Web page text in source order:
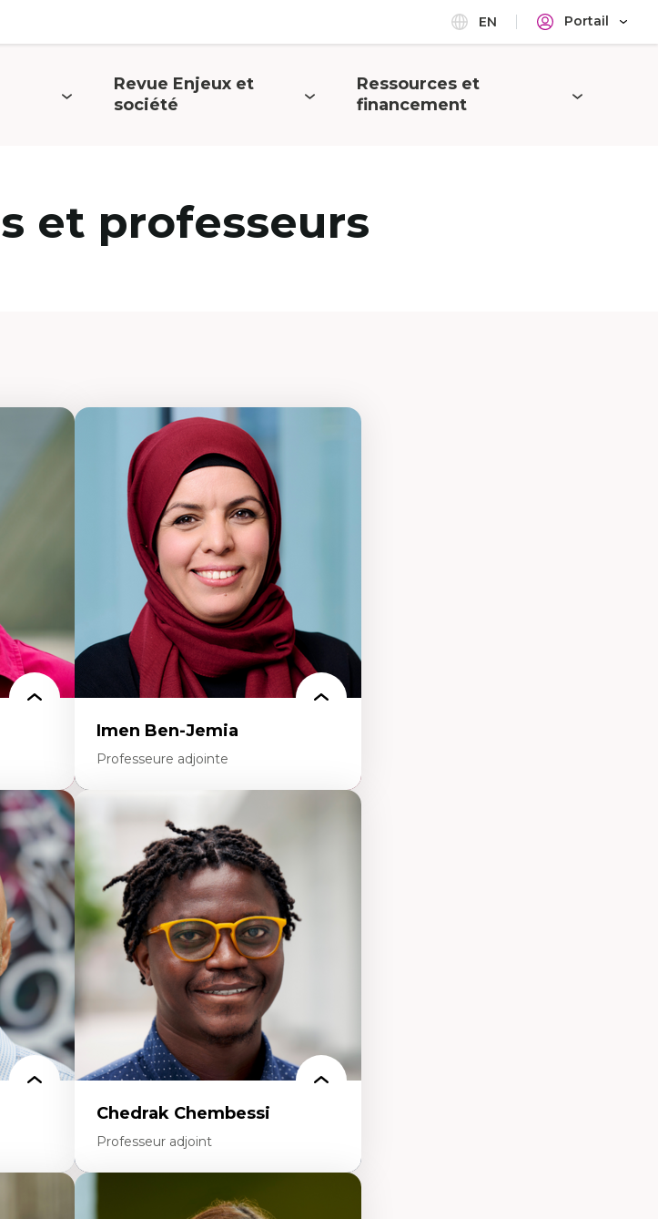
EN Portail
Ouvrir
Revue Enjeux et
société
Ouvrir
Ressources et
financement
et professeurs
Imen Ben-Jemia
Professeure adjointe
Expertises
Discours sur la ville et représentations
Mosquées, formes et usages au Canada
Reconnaissance et représentations des
communautés immigrantes dans l'espace
urbain
Design architectural et urbain
Patrimoine et patrimonialisation
Études postcoloniales et décolonisation des
savoirs
Chedrak Chembessi
Professeur adjoint